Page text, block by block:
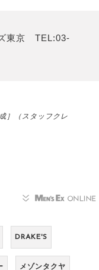
東京 TEL:03-
］（スタッフクレ
DRAKE'S
メゾンタクヤ